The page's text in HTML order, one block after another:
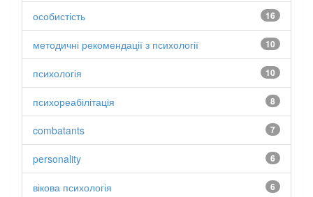
16
особистість
10
методичні рекомендації з психології
10
психологія
8
психореабілітація
7
combatants
6
personality
6
вікова психологія